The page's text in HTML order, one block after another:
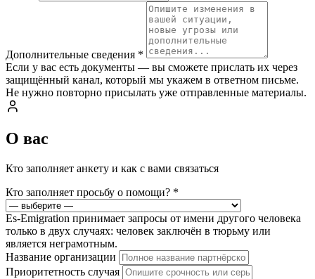
Дополнительные сведения *
Если у вас есть документы — вы сможете прислать их через
защищённый канал, который мы укажем в ответном письме.
Не нужно повторно присылать уже отправленные материалы.
О вас
Кто заполняет анкету и как с вами связаться
Кто заполняет просьбу о помощи? *
Es-Emigration принимает запросы от имени другого человека
только в двух случаях: человек заключён в тюрьму или
является неграмотным.
Название организации
Приоритетность случая